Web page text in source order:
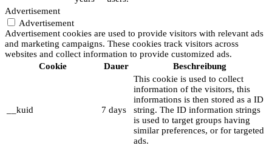
Advertisement
Advertisement
Advertisement cookies are used to provide visitors with relevant ads
and marketing campaigns. These cookies track visitors across
websites and collect information to provide customized ads.
Cookie
Dauer Beschreibung
__kuid 7 days
This cookie is used to collect
information of the visitors, this
informations is then stored as a ID
string. The ID information strings
is used to target groups having
similar preferences, or for targeted
ads.